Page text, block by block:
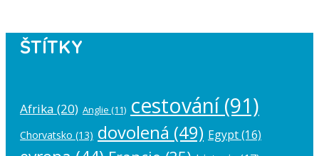
ŠTÍTKY
Afrika (20) Anglie (11) cestování(91)
Chorvatsko (13) dovolená (49) Egypt(16)